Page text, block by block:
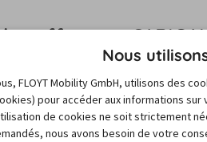
offres sur
de nombreuses offres, qui
Pour simplifier cette tâche, le
répertorie les annonces de
Nous
FLOYT Mobility GmbH, utilisons des
pour accéder aux informations
de cookies ne soit strictement
nous avons besoin de votre